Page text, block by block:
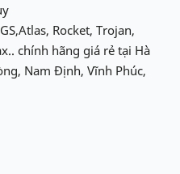
Rocket, Trojan,
chính hãng giá rẻ tại Hà
Nam Định, Vĩnh Phúc,